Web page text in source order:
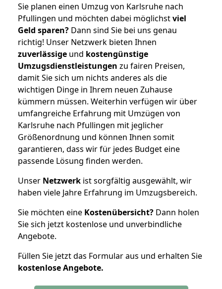
Sie planen einen Umzug von Karlsruhe nach
Pfullingen und möchten dabei möglichstviel
Geld sparen? Dann sind Sie bei uns genau
richtig! Unser Netzwerk bieten Ihnen
zuverlässige und kostengünstige
Umzugsdienstleistungen zu fairen Preisen,
damit Sie sich um nichts anderes als die
wichtigen Dinge in Ihrem neuen Zuhause
kümmern müssen. Weiterhin verfügen wir über
umfangreiche Erfahrung mit Umzügen von
Karlsruhe nach Pfullingen mit jeglicher
Größenordnung und können Ihnen somit
garantieren, dass wir für jedes Budget eine
passende Lösung finden werden.
Unser Netzwerk ist sorgfältig ausgewählt, wir
haben viele Jahre Erfahrung im Umzugsbereich.
Sie möchten eine Kostenübersicht? Dann holen
Sie sich jetzt kostenlose und unverbindliche
Angebote.
Füllen Sie jetzt das Formular aus und erhalten Sie
kostenloseAngebote.